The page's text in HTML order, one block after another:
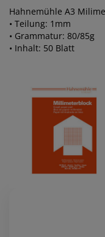
Hahnemühle A3
• Teilung: 1mm
• Grammatur: 80/85g
• Inhalt: 50 Blatt